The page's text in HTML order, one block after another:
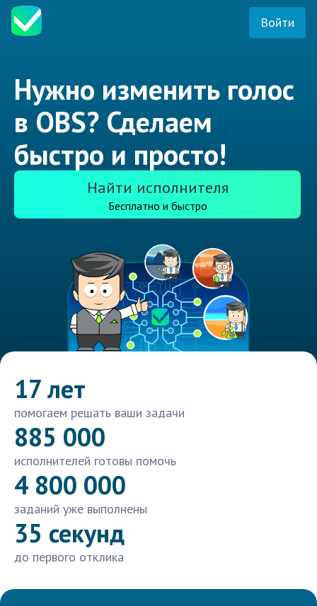
Войти
Нужно изменить голос
в OBS? Сделаем
быстро и просто!
Найти исполнителя
Бесплатно и быстро
17 лет
помогаем решать ваши задачи
885 000
исполнителей готовы помочь
4 800 000
заданий уже выполнены
35 секунд
до первого отклика